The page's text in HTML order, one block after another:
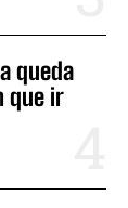
queda
que ir